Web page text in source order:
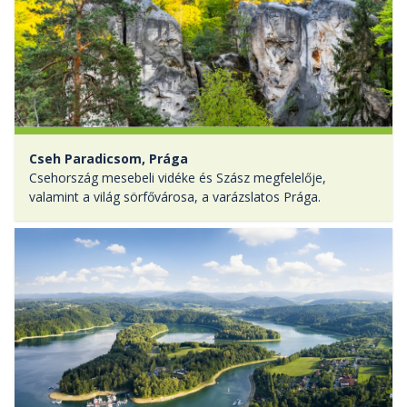
Csúcssiker 2: Ararát!
Nepál: Annapurna Szentély
Kathmandu nyüzsgésétől monszunerdők
sűrűjén át a Himalája szentélyéig
499 000 Ft
10% törzsutas kedvezménnyel:449 100 Ft
2026. november 01. - 2026. november 14.
Már csak néhány hely maradt!
A klasszikus gyalogtúra a tibeti fennsík
peremén: Manangból az Alsó-Musztáng
régióba.
549 000 Ft
10% törzsutas kedvezménnyel:494 100 Ft
2026. november 01. - 2026. november 15.
Már csak néhány hely maradt!
Cseh Paradicsom, Prága
Csehország mesebeli vidéke és Szász megfelelője,
valamint a világ sörfővárosa, a varázslatos Prága.